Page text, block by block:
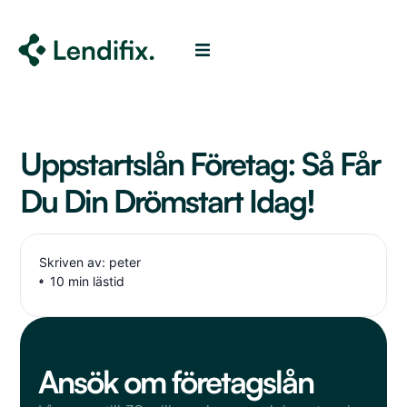
Uppstartslån Företag: Så Får
Du Din Drömstart Idag!
Skriven av: peter
10 min lästid
Ansök om företagslån